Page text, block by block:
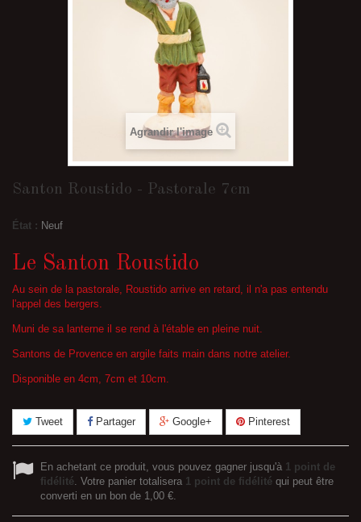
Agrandir l'image
Santon Roustido - Pastorale 7cm
État : Neuf
Le Santon Roustido
Au sein de la pastorale, Roustido arrive en retard, il n'a pas entendu
l'appel des bergers.
Muni de sa lanterne il se rend à l'étable en pleine nuit.
Santons de Provence en argile faits main dans notre atelier.
Disponible en 4cm, 7cm et 10cm.
Tweet Partager Google+ Pinterest
En achetant ce produit, vous pouvez gagner jusqu'à 1 point de
fidélité. Votre panier totalisera 1 point de fidélité qui peut être
converti en un bon de 1,00 €.